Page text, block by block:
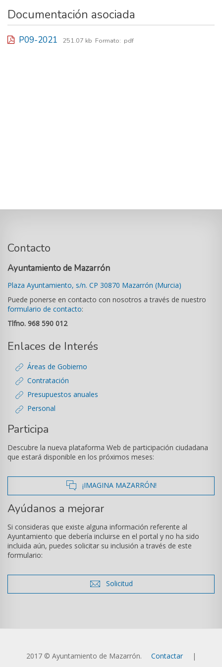
Documentación asociada
P09-2021 251.07 kb Formato: pdf
Contacto
Ayuntamiento de Mazarrón
Plaza Ayuntamiento, s/n. CP 30870 Mazarrón (Murcia)
Puede ponerse en contacto con nosotros a través de nuestro
formulario de contacto:
Tlfno. 968 590 012
Enlaces de Interés
Áreas de Gobierno
Contratación
Presupuestos anuales
Personal
Participa
Descubre la nueva plataforma Web de participación ciudadana
que estará disponible en los próximos meses:
icono
de
comentarios
¡IMAGINA MAZARRÓN!
Ayúdanos a mejorar
Si consideras que existe alguna información referente al
Ayuntamiento que debería incluirse en el portal y no ha sido
incluida aún, puedes solicitar su inclusión a través de este
formulario:
icono
de
Solicitud
2017 © Ayuntamiento de Mazarrón. Contactar |